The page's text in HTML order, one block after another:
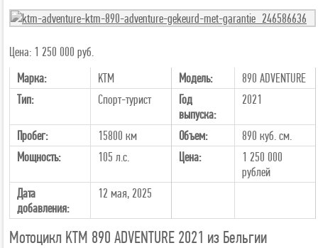
Цена: 1 250 000 руб.
Марка:
KTM Модель:
890 ADVENTURE
Тип:
Спорт-турист
Год
выпуска:
2021
Пробег: 15800 км Объем:
890 куб. см.
Мощность:
105 л.с. Цена:
1 250 000
рублей
Дата
добавления:
12 мая, 2025
Мотоцикл KTM 890 ADVENTURE 2021 из Бельгии